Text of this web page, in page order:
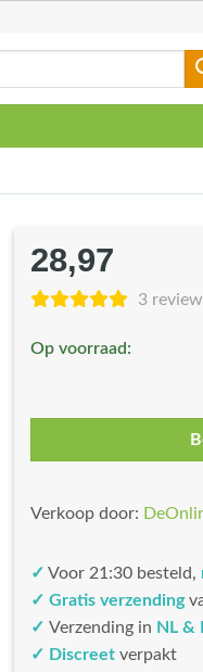
28,97
3
Op voorraad:
Verkoop door:
✓ Voor 21:30 besteld,
✓ Gratis verzending
✓ Verzending in NL &
✓ Discreet verpakt